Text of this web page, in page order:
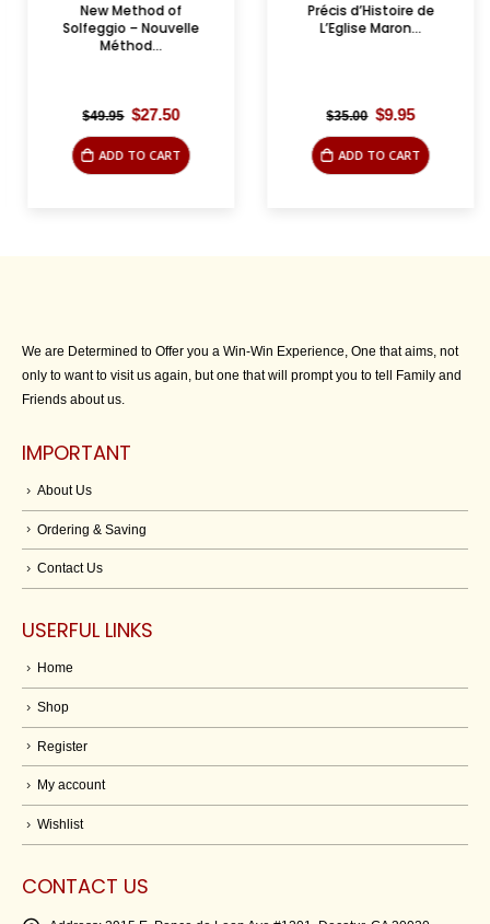
New Method of
Solfeggio – Nouvelle
Méthod...
$49.95 Original
$49.95.
$27.50Current
is:
$27.50.
ADD TO CART
Précis d’Histoire de
L’Eglise Maron...
$35.00 Original
$35.00.
$9.95Current
is:
$9.95.
ADD TO CART
We are Determined to Offer you a Win-Win Experience, One that aims, not
only to want to visit us again, but one that will prompt you to tell Family and
Friends about us.
IMPORTANT
About Us
Ordering & Saving
Contact Us
USERFUL LINKS
Home
Shop
Register
My account
Wishlist
CONTACT US